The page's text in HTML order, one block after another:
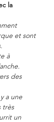
la
et sont
à
des
a une
très
un